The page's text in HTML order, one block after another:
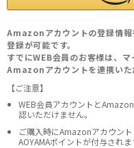
Amazonアカウントの登録情報
登録が可能です。
すでにWEB会員のお客様は、
Amazonアカウントを連携いた
【ご注意】
WEB会員アカウントと
認いただけません。
ご購入時にAmazonアカウン
AOYAMAポイントが付与されま